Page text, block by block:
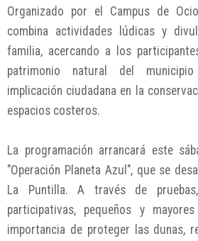
Organizado por el Campus de
combina actividades lúdicas y
familia, acercando a los
patrimonio natural del
implicación ciudadana en la
espacios costeros.
La programación arrancará este
"Operación Planeta Azul", que se
La Puntilla. A través de
participativas, pequeños y
importancia de proteger las dunas,